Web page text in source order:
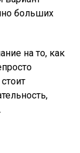
больших
на то, как